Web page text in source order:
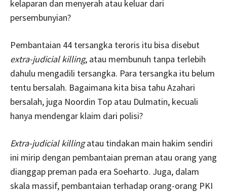
kelaparan dan menyerah atau keluar dari
persembunyian?
Pembantaian 44 tersangka teroris itu bisa disebut
extra-judicial killing, atau membunuh tanpa terlebih
dahulu mengadili tersangka. Para tersangka itu belum
tentu bersalah. Bagaimana kita bisa tahu Azahari
bersalah, juga Noordin Top atau Dulmatin, kecuali
hanya mendengar klaim dari polisi?
Extra-judicial killingatau tindakan main hakim sendiri
ini mirip dengan pembantaian preman atau orang yang
dianggap preman pada era Soeharto. Juga, dalam
skala massif, pembantaian terhadap orang-orang PKI